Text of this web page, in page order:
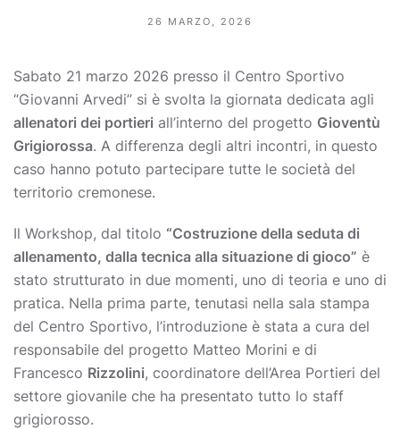
26 MARZO, 2026
Sabato 21 marzo 2026 presso il Centro Sportivo
“Giovanni Arvedi” si è svolta la giornata dedicata agli
allenatori dei portieri all’interno del progetto Gioventù
Grigiorossa. A differenza degli altri incontri, in questo
caso hanno potuto partecipare tutte le società del
territorio cremonese.
Il Workshop, dal titolo “Costruzione della seduta di
allenamento, dalla tecnica alla situazione di gioco” è
stato strutturato in due momenti, uno di teoria e uno di
pratica. Nella prima parte, tenutasi nella sala stampa
del Centro Sportivo, l’introduzione è stata a cura del
responsabile del progetto Matteo Morini e di
Francesco Rizzolini, coordinatore dell’Area Portieri del
settore giovanile che ha presentato tutto lo staff
grigiorosso.